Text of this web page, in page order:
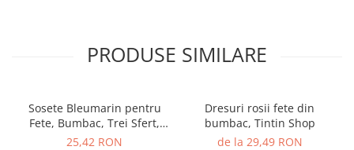
PRODUSE SIMILARE
Sosete Bleumarin pentru
Fete, Bumbac, Trei Sfert,
Fundița, TinTin Shop
25,42 RON
Dresuri rosii fete din
bumbac, Tintin Shop
de la 29,49 RON